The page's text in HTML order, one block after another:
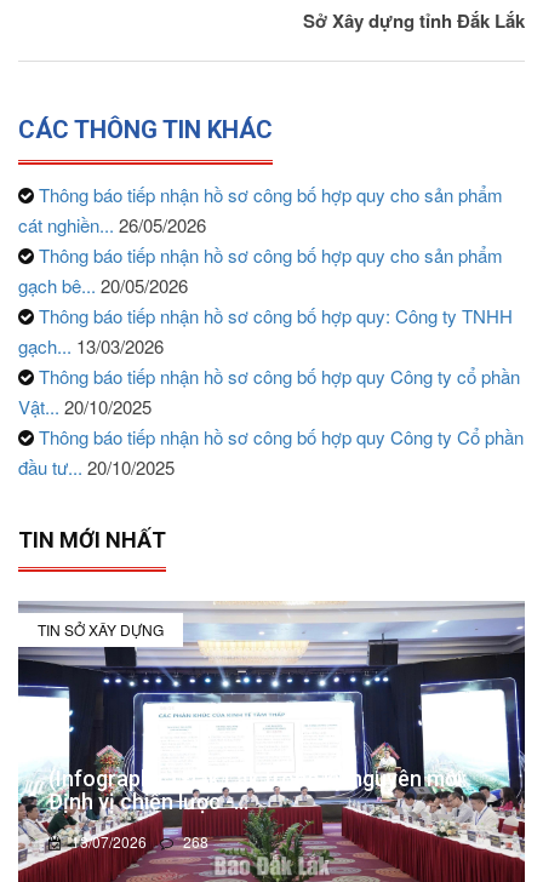
Sở Xây dựng tỉnh Đắk Lắk
CÁC THÔNG TIN KHÁC
Thông báo tiếp nhận hồ sơ công bố hợp quy cho sản phẩm
cát nghiền... 26/05/2026
Thông báo tiếp nhận hồ sơ công bố hợp quy cho sản phẩm
gạch bê... 20/05/2026
Thông báo tiếp nhận hồ sơ công bố hợp quy: Công ty TNHH
gạch... 13/03/2026
Thông báo tiếp nhận hồ sơ công bố hợp quy Công ty cổ phần
Vật... 20/10/2025
Thông báo tiếp nhận hồ sơ công bố hợp quy Công ty Cổ phần
đầu tư... 20/10/2025
TIN MỚI NHẤT
TIN SỞ XÂY DỰNG
(Infographic) Đắk Lắk trong kỷ nguyên mới:
Định vị chiến lược -...
13/07/2026 268